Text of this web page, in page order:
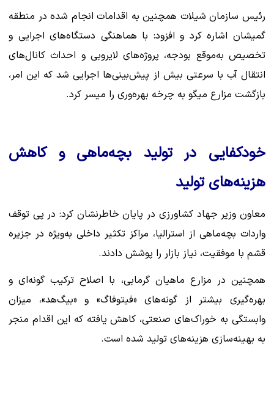
رئیس سازمان شیلات همچنین به اقدامات انجام شده در منطقه
گمیشان اشاره کرد و افزود: با هماهنگی دستگاه‌های اجرایی و
تخصیص به‌موقع بودجه، پروژه‌های لایروبی و احداث کانال‌های
انتقال آب با سرعتی بیش از پیش‌بینی‌ها اجرایی شد که این امر،
بازگشت مزارع میگو به چرخه بهره‌وری را میسر کرد.
خودکفایی در تولید بچه‌ماهی و کاهش
هزینه‌های تولید
معاون وزیر جهاد کشاورزی در پایان خاطرنشان کرد: در پی توقف
واردات بچه‌ماهی از استرالیا، مراکز تکثیر داخلی به‌ویژه در جزیره
قشم با موفقیت، نیاز بازار را پوشش دادند.
همچنین در مزارع ماهیان گرمابی، با اصلاح ترکیب گونه‌ای و
بهره‌گیری بیشتر از گونه‌های «فیتوفاگ» و «بیگ‌هد»، میزان
وابستگی به خوراک‌های صنعتی، کاهش یافته که این اقدام منجر
به بهینه‌سازی هزینه‌های تولید شده است.